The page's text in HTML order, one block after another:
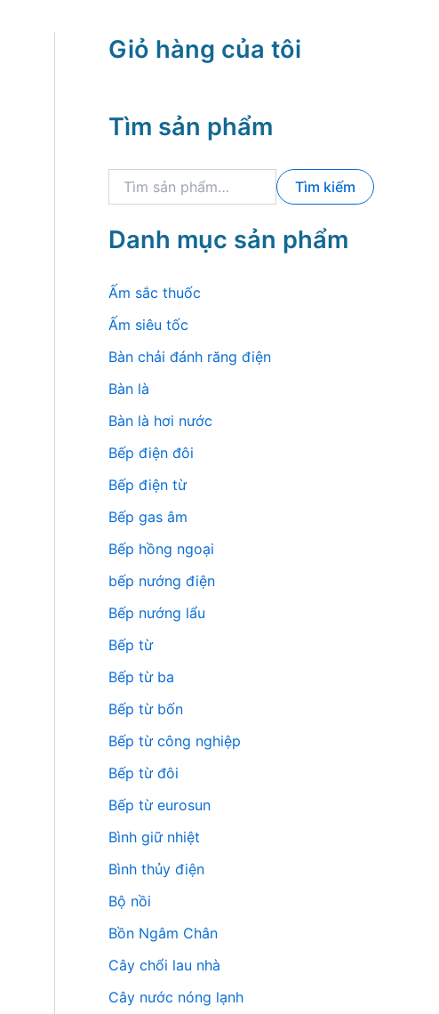
Giỏ hàng của tôi
Tìm sản phẩm
k
m
:
Tìm kiếm
Danh mục sản phẩm
Ấm sắc thuốc
Ấm siêu tốc
Bàn chải đánh răng điện
Bàn là
Bàn là hơi nước
Bếp điện đôi
Bếp điện từ
Bếp gas âm
Bếp hồng ngoại
bếp nướng điện
Bếp nướng lẩu
Bếp từ
Bếp từ ba
Bếp từ bốn
Bếp từ công nghiệp
Bếp từ đôi
Bếp từ eurosun
Bình giữ nhiệt
Bình thủy điện
Bộ nồi
Bồn Ngâm Chân
Cây chổi lau nhà
Cây nước nóng lạnh